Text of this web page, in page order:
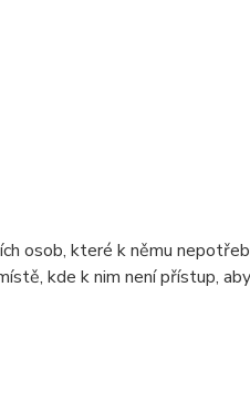
osob, které k němu
kde k nim není přístup,